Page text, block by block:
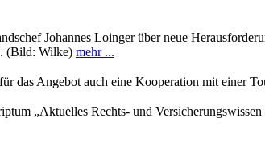
Johannes Loinger über neue
(Bild: Wilke) mehr ...
das Angebot auch eine Kooperation mit einer
„Aktuelles Rechts- und